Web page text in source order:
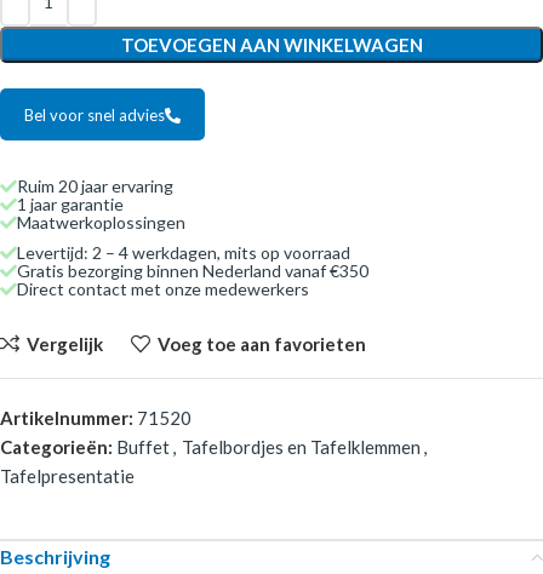
TOEVOEGEN AAN WINKELWAGEN
Bel voor snel advies
Ruim 20 jaar ervaring
1 jaar garantie
Maatwerkoplossingen
Levertijd: 2 – 4 werkdagen, mits op voorraad
Gratis bezorging binnen Nederland vanaf €350
Direct contact met onze medewerkers
Vergelijk Voeg toe aan favorieten
Artikelnummer: 71520
Categorieën: Buffet, Tafelbordjes en Tafelklemmen ,
Tafelpresentatie
Beschrijving